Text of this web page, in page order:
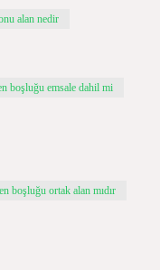
alan nedir
boşluğu emsale dahil mi
boşluğu ortak alan mıdır